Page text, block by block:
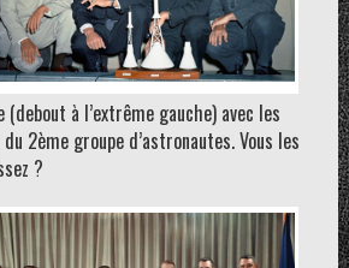
(debout à l’extrême gauche) avec les
2ème groupe d’astronautes. Vous les
?